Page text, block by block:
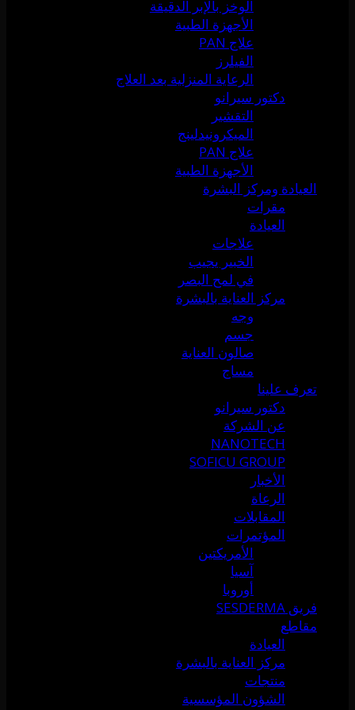
الوخز بالإبر الدقيقة
الأجهزة الطبية
علاج PAN
الفيلرز
الرعاية المنزلية بعد العلاج
دكتور سيرانو
التقشير
الميكرونيدلينج
علاج PAN
الأجهزة الطبية
العيادة ومركز البشرة
مقرات
العيادة
علاجات
الخبير يجيب
في لمح البصر
مركز العناية بالبشرة
وجه
جسم
صالون العناية
مساج
تعرف علينا
دكتور سيرانو
عن الشركة
NANOTECH
SOFICU GROUP
الأخبار
الرعاة
المقابلات
المؤتمرات
الأمريكتين
آسيا
أوروبا
فريق SESDERMA
مقاطع
العيادة
مركز العناية بالبشرة
منتجات
الشؤون المؤسسية